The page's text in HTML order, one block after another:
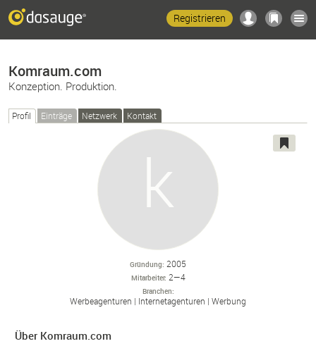
Registrieren
Komraum.com
Konzeption. Produktion.
Profil Einträge Netzwerk Kontakt
Gründung 2005
Mitarbeiter 2—4
Branchen
Werbeagenturen Internetagenturen Werbung
Über Komraum.com